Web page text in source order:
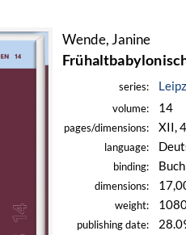
Wende, Janine
series:
volume: 14
pages/dimensions: XII,
language:
binding:
dimensions:
weight:
publishing date: